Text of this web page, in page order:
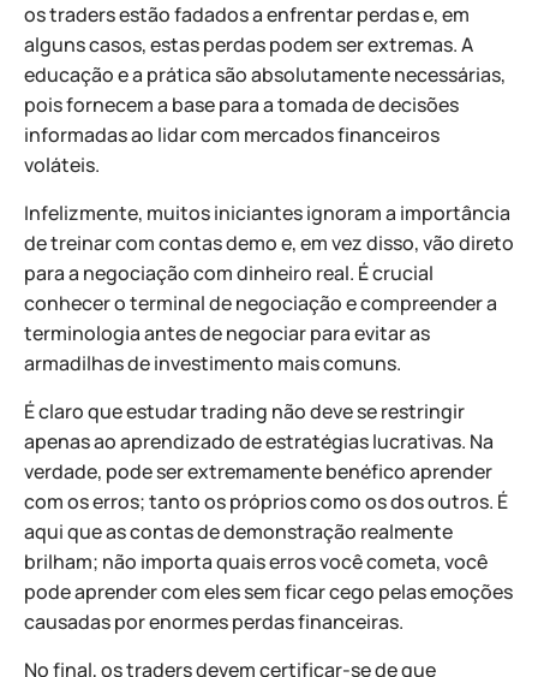
os traders estão fadados a enfrentar perdas e, em
alguns casos, estas perdas podem ser extremas. A
educação e a prática são absolutamente necessárias,
pois fornecem a base para a tomada de decisões
informadas ao lidar com mercados financeiros
voláteis.
Infelizmente, muitos iniciantes ignoram a importância
de treinar com contas demo e, em vez disso, vão direto
para a negociação com dinheiro real. É crucial
conhecer o terminal de negociação e compreender a
terminologia antes de negociar para evitar as
armadilhas de investimento mais comuns.
É claro que estudar trading não deve se restringir
apenas ao aprendizado de estratégias lucrativas. Na
verdade, pode ser extremamente benéfico aprender
com os erros; tanto os próprios como os dos outros. É
aqui que as contas de demonstração realmente
brilham; não importa quais erros você cometa, você
pode aprender com eles sem ficar cego pelas emoções
causadas por enormes perdas financeiras.
No final, os traders devem certificar-se de que